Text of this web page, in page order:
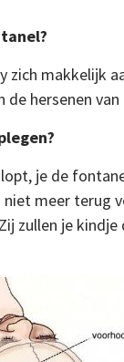
zich makkelijk
hersenen
je de
meer terug
zullen je